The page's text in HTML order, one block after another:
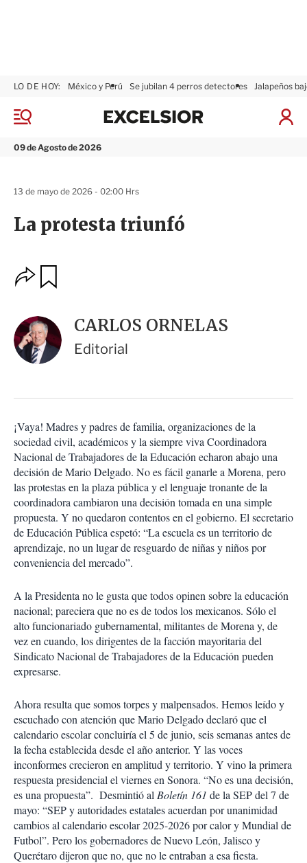
M
n
09 de Agosto de 2026
LO DE HOY: México y Perú Se jubilan 4 perros detectores Jalapeños
I
x
La protesta triunfó
13 de mayo de 2026 - 02:00 Hrs
O
p
o
n
e
s
c
m
p
a
r
t
i
r
a
r
CARLOS ORNELAS
Editorial
¡Vaya! Madres y padres de familia, organizaciones de la
sociedad civil, académicos y la siempre viva Coordinadora
Nacional de Trabajadores de la Educación echaron abajo una
decisión de Mario Delgado. No es fácil ganarle a Morena, pero
las protestas en la plaza pública y el lenguaje tronante de la
coordinadora cambiaron una decisión tomada en una simple
propuesta. Y no quedaron contentos en el gobierno. El secretario
de Educación Pública espetó: “La escuela es un territorio de
aprendizaje, no un lugar de resguardo de niñas y niños por
conveniencia del mercado”.
A la Presidenta no le gusta que todos opinen sobre la educación
nacional; pareciera que no es de todos los mexicanos. Sólo el
alto funcionariado gubernamental, militantes de Morena y, de
vez en cuando, los dirigentes de la facción mayoritaria del
Sindicato Nacional de Trabajadores de la Educación pueden
expresarse.
Ahora resulta que somos torpes y malpensados. Hemos leído y
escuchado con atención que Mario Delgado declaró que el
calendario escolar concluiría el 5 de junio, seis semanas antes de
la fecha establecida desde el año anterior. Y las voces
inconformes crecieron en amplitud y territorio. Y vino la primera
respuesta presidencial el viernes en Sonora. “No es una decisión,
es una propuesta”. Desmintió al Boletín 161 de la SEP del 7 de
mayo: “SEP y autoridades estatales acuerdan por unanimidad
cambios al calendario escolar 2025-2026 por calor y Mundial de
Futbol”. Pero los gobernadores de Nuevo León, Jalisco y
Querétaro dijeron que no, que no le entraban a esa fiesta.